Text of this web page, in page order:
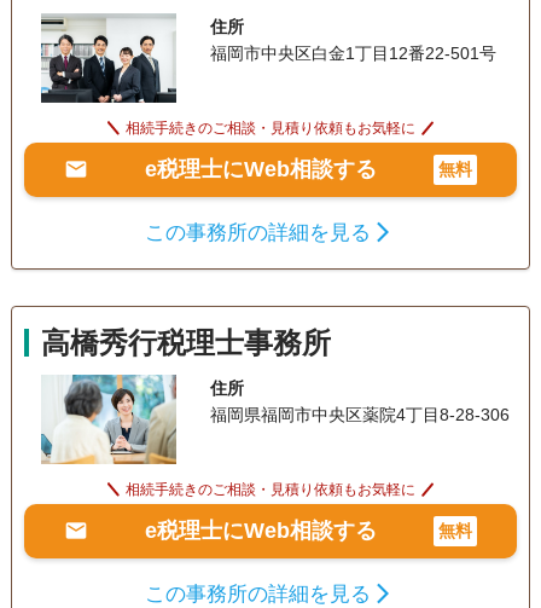
住所
福岡市中央区白金1丁目12番22-501号
相続手続きのご相談・見積り依頼もお気軽に
e税理士にWeb相談する 無料
この事務所の詳細を見る
高橋秀行税理士事務所
住所
福岡県福岡市中央区薬院4丁目8-28-306
相続手続きのご相談・見積り依頼もお気軽に
e税理士にWeb相談する 無料
この事務所の詳細を見る